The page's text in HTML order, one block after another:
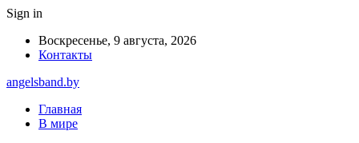
Sign in
Воскресенье, 9 августа, 2026
Контакты
angelsband.by
Главная
В мире